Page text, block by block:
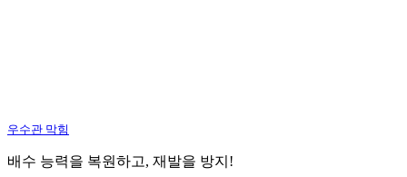
우수관 막힘
배수 능력을 복원하고, 재발을 방지!